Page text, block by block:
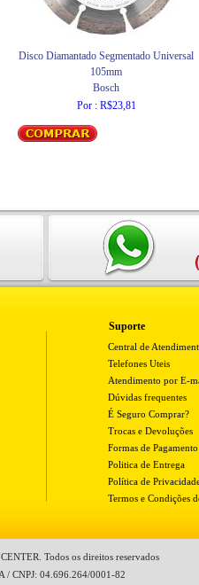
Disco Diamantado Segmentado Universal
105mm
Bosch
Por : R$23,81
Suporte
Central de
Telefones Uteis
Atendimento por E-
Dúvidas frequentes
É Seguro Comprar?
Trocas e Devoluções
Formas de Pagamento
Politica de Entrega
Política de
Termos e Condições
Todos os direitos reservados
CNPJ: 04.696.264/0001-82